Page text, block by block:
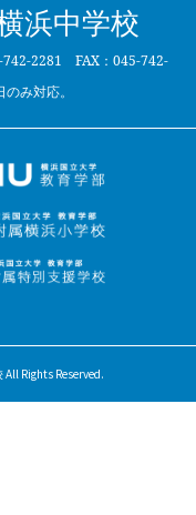
浜中学校
742-2281 FAX：045-742-
み対応。
Rights Reserved.